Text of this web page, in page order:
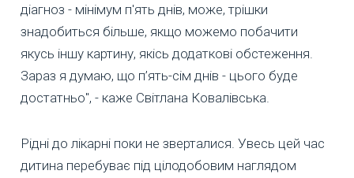
діагноз - мінімум п'ять днів, може, трішки
знадобиться більше, якщо можемо побачити
якусь іншу картину, якісь додаткові обстеження.
Зараз я думаю, що п’ять-сім днів - цього буде
достатньо", - каже Світлана Ковалівська.
Рідні до лікарні поки не зверталися. Увесь цей час
дитина перебуває під цілодобовим наглядом